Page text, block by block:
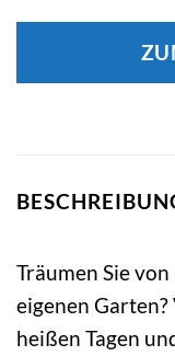
Träumen Sie
eigenen
heißen Tagen